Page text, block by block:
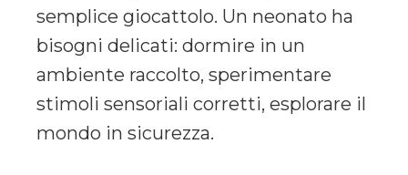
semplice giocattolo. Un neonato ha
bisogni delicati: dormire in un
ambiente raccolto, sperimentare
stimoli sensoriali corretti, esplorare il
mondo in sicurezza.